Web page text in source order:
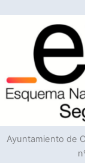
Ayuntamiento de